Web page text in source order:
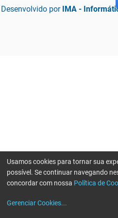
Desenvolvido por IMA -
Usamos cookies para tornar sua
possível. Se continuar navegando
concordar com nossa Política de
Gerenciar Cookies...
Erro ao enviar informações, por